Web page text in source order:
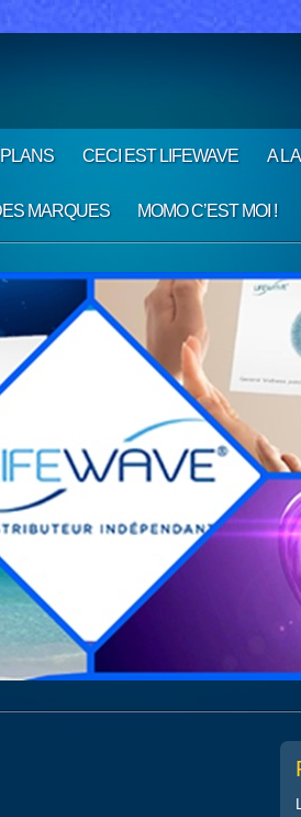
CECI EST LIFEWAVE A L
MARQUES MOMO C’EST MOI !